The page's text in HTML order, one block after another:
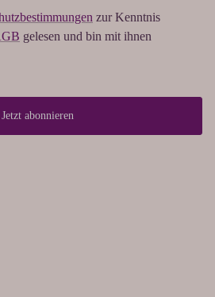
zur Kenntnis
gelesen und bin mit ihnen
Jetzt abonnieren